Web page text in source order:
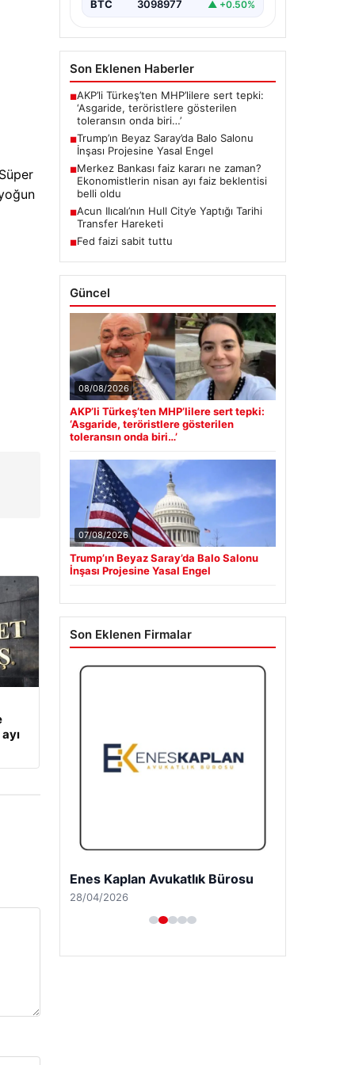
BTC 3098977 ▲ +0.50%
Son Eklenen Haberler
■AKP’li Türkeş’ten MHP’lilere sert tepki:
‘Asgaride, teröristlere gösterilen
toleransın onda biri…’
■Trump’ın Beyaz Saray’da Balo Salonu
İnşası Projesine Yasal Engel
■Merkez Bankası faiz kararı ne zaman?
Ekonomistlerin nisan ayı faiz beklentisi
belli oldu
■Acun Ilıcalı’nın Hull City’e Yaptığı Tarihi
Transfer Hareketi
■Fed faizi sabit tuttu
Güncel
08/08/2026
AKP’li Türkeş’ten MHP’lilere sert tepki:
‘Asgaride, teröristlere gösterilen
toleransın onda biri…’
07/08/2026
Trump’ın Beyaz Saray’da Balo Salonu
İnşası Projesine Yasal Engel
Son Eklenen Firmalar
Enes Kaplan Avukatlık Bürosu
28/04/2026